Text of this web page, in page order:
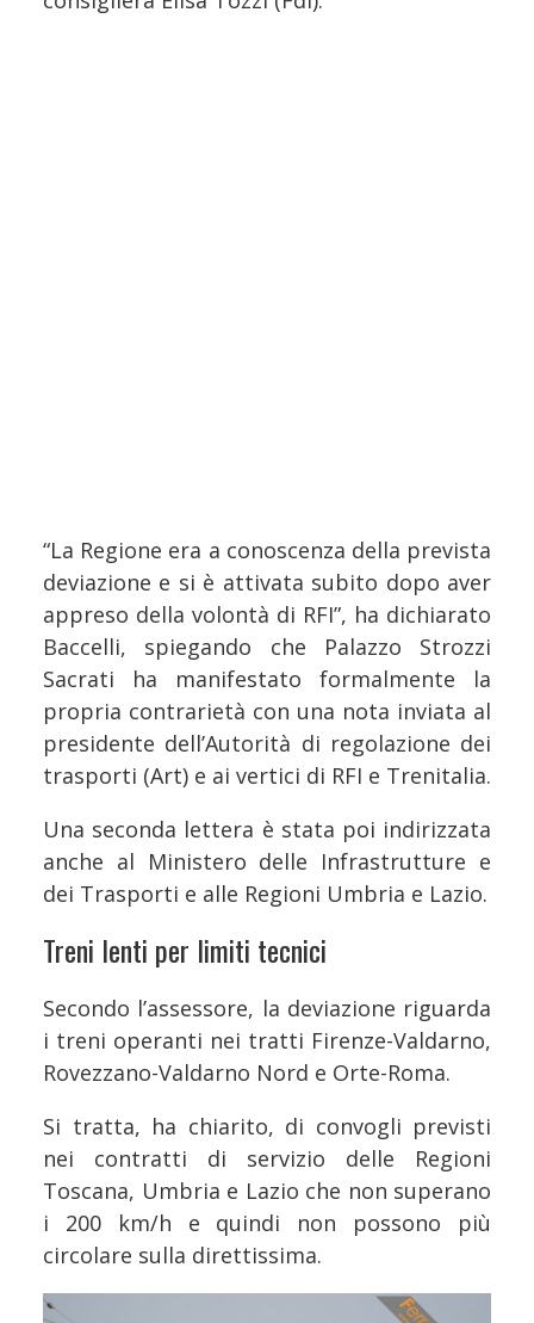
“La Regione era a conoscenza della prevista
deviazione e si è attivata subito dopo aver
appreso della volontà di RFI”, ha dichiarato
Baccelli, spiegando che Palazzo Strozzi
Sacrati ha manifestato formalmente la
propria contrarietà con una nota inviata al
presidente dell’Autorità di regolazione dei
trasporti (Art) e ai vertici di RFI e Trenitalia.
Una seconda lettera è stata poi indirizzata
anche al Ministero delle Infrastrutture e
dei Trasporti e alle Regioni Umbria e Lazio.
Treni lenti per limiti tecnici
Secondo l’assessore, la deviazione riguarda
i treni operanti nei tratti Firenze-Valdarno,
Rovezzano-Valdarno Nord e Orte-Roma.
Si tratta, ha chiarito, di convogli previsti
nei contratti di servizio delle Regioni
Toscana, Umbria e Lazio che non superano
i 200 km/h e quindi non possono più
circolare sulla direttissima.